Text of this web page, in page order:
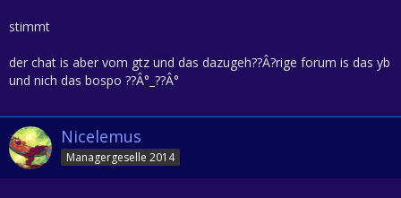
stimmt
der chat is aber vom gtz und das dazugeh??Â?rige forum is das yb
und nich das bospo ??Â°_??Â°
Nicelemus
Managergeselle 2014